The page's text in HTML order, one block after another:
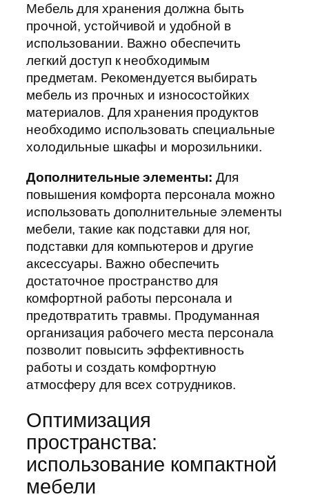
Мебель для хранения должна быть
прочной, устойчивой и удобной в
использовании. Важно обеспечить
легкий доступ к необходимым
предметам. Рекомендуется выбирать
мебель из прочных и износостойких
материалов. Для хранения продуктов
необходимо использовать специальные
холодильные шкафы и морозильники.
Дополнительные элементы: Для
повышения комфорта персонала можно
использовать дополнительные элементы
мебели, такие как подставки для ног,
подставки для компьютеров и другие
аксессуары. Важно обеспечить
достаточное пространство для
комфортной работы персонала и
предотвратить травмы. Продуманная
организация рабочего места персонала
позволит повысить эффективность
работы и создать комфортную
атмосферу для всех сотрудников.
Оптимизация
пространства:
использование компактной
мебели